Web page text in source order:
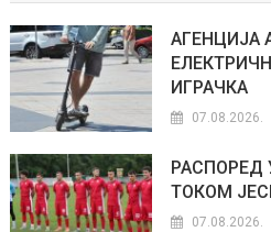
АГЕНЦИЈА
ИГРАЧКА
07.08.2026.
РАСПОРЕД
ТОКОМ
07.08.2026.